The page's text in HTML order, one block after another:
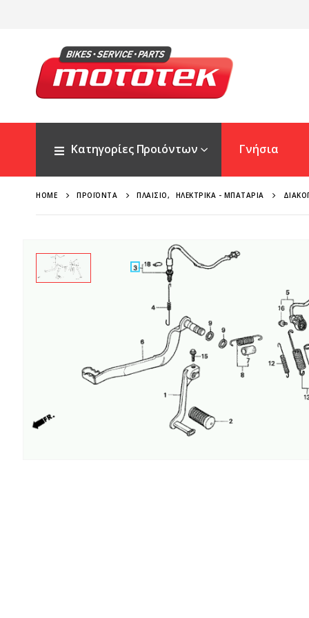
Κατηγορίες Προιόντων Γνήσια
HOME ΠΡΟΪΌΝΤΑ ΠΛΑΊΣΙΟ, ΗΛΕΚΤΡΙΚΆ - ΜΠΑΤΑΡΊΑ